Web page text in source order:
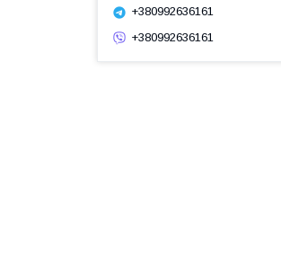
+380992636161
+380992636161